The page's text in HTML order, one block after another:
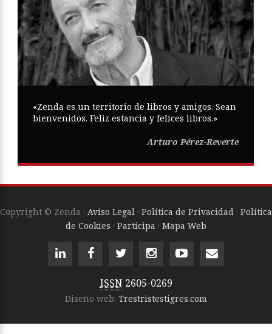
«Zenda es un territorio de libros y amigos. Sean
bienvenidos. Feliz estancia y felices libros.»
Arturo Pérez-Reverte
Copyright © Zenda · Aviso Legal · Política de Privacidad · Política
de Cookies · Participa · Mapa Web
ISSN 2605-0269
Diseño web: Trestristestigres.com